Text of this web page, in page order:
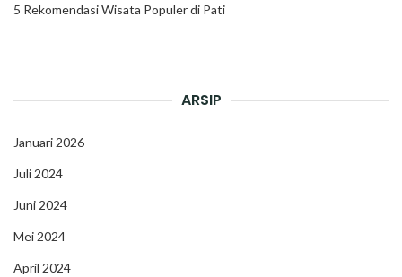
5 Rekomendasi Wisata Populer di Pati
ARSIP
Januari 2026
Juli 2024
Juni 2024
Mei 2024
April 2024